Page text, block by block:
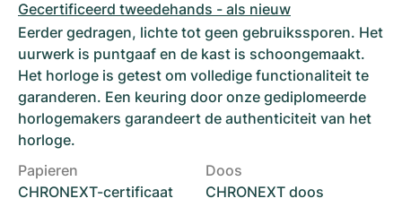
Gecertificeerd tweedehands - als nieuw
Eerder gedragen, lichte tot geen gebruikssporen. Het
uurwerk is puntgaaf en de kast is schoongemaakt.
Het horloge is getest om volledige functionaliteit te
garanderen. Een keuring door onze gediplomeerde
horlogemakers garandeert de authenticiteit van het
horloge.
Papieren
CHRONEXT-certificaat
Doos
CHRONEXT doos